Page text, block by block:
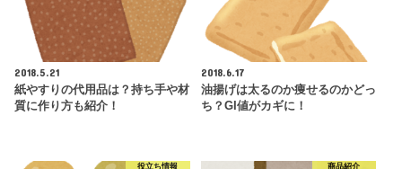
2018.5.21
紙やすりの代用品は？持ち手や材
質に作り方も紹介！
2018.6.17
油揚げは太るのか痩せるのかどっ
ち？GI値がカギに！
役立ち情報 商品紹介